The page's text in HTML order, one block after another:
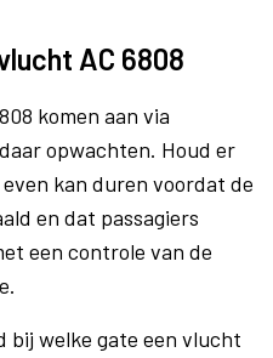
AC 6808
komen aan via
opwachten. Houd er
kan duren voordat de
en dat passagiers
een controle van de
bij welke gate een vlucht